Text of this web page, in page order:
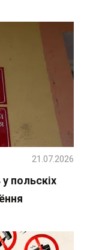
польскіх
21.07.2026